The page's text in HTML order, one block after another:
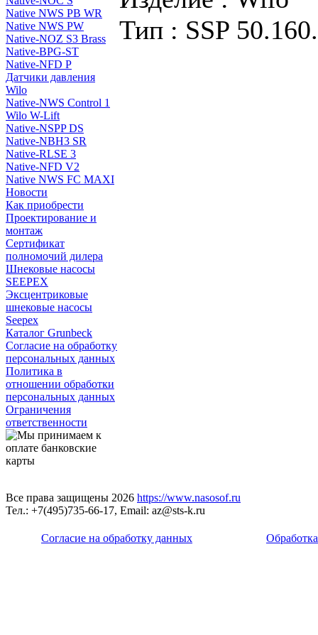
Native NWS PB WR
Native NWS PW
Native-NOZ S3 Brass
Native-BPG-ST
Native-NFD P
Датчики давления
Wilo
Native-NWS Control 1
Wilo W-Lift
Native-NSPP DS
Native-NBH3 SR
Native-RLSE 3
Native-NFD V2
Native NWS FC MAXI
Новости
Как приобрести
Проектирование и
монтаж
Сертификат
полномочий дилера
Шнековые насосы
SEEPEX
Эксцентриковые
шнековые насосы
Seepex
Каталог Grunbeck
Согласие на обработку
персональных данных
Политика в
отношении обработки
персональных данных
Ограничения
ответственности
Тип : SSP
Все права защищены 2026 https://www.nasosof.ru
Тел.: +7(495)735-66-17, Email: az@sts-k.ru
Согласие на обработку данных